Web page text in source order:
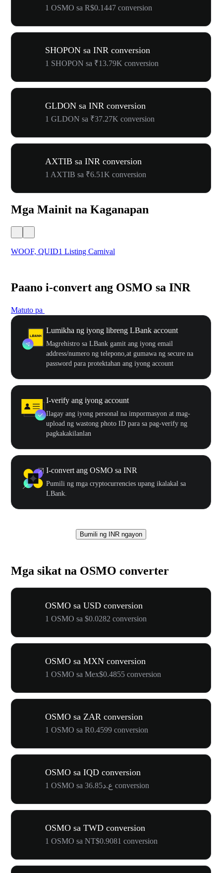
1 OSMO sa R$0.1447 conversion
SHOPON sa INR conversion
1 SHOPON sa ₹13.79K conversion
GLDON sa INR conversion
1 GLDON sa ₹37.27K conversion
AXTIB sa INR conversion
1 AXTIB sa ₹6.51K conversion
Mga Mainit na Kaganapan
WOOF, QUID1 Listing Carnival
Paano i-convert ang OSMO sa INR
Matuto pa
Lumikha ng iyong libreng LBank account
Magrehistro sa LBank gamit ang iyong email
address/numero ng telepono,at gumawa ng secure na
password para protektahan ang iyong account
I-verify ang iyong account
Ilagay ang iyong personal na impormasyon at mag-
upload ng wastong photo ID para sa pag-verify ng
pagkakakilanlan
I-convert ang OSMO sa INR
Pumili ng mga cryptocurrencies upang ikalakal sa
LBank.
Bumili ng INR ngayon
Mga sikat na OSMO converter
OSMO sa USD conversion
1 OSMO sa $0.0282 conversion
OSMO sa MXN conversion
1 OSMO sa Mex$0.4855 conversion
OSMO sa ZAR conversion
1 OSMO sa R0.4599 conversion
OSMO sa IQD conversion
1 OSMO sa ع.د36.85 conversion
OSMO sa TWD conversion
1 OSMO sa NT$0.9081 conversion